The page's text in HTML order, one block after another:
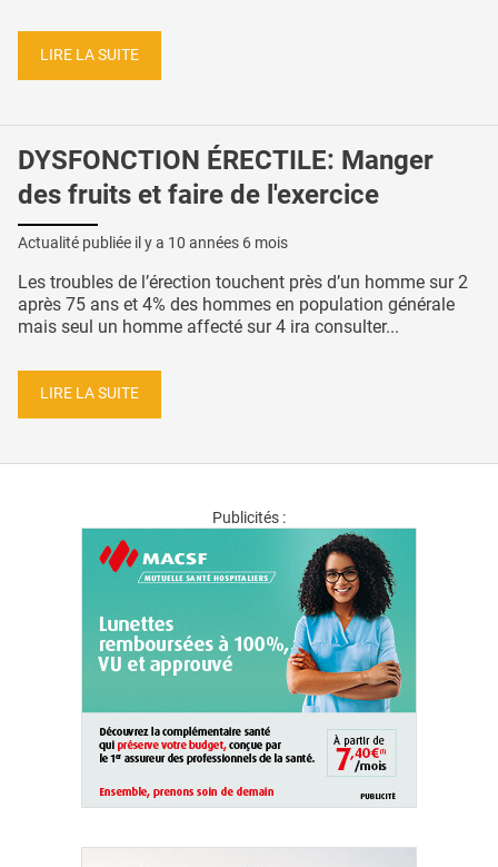
LIRE LA SUITE
DYSFONCTION ÉRECTILE: Manger
des fruits et faire de l'exercice
Actualité publiée il y a 10 années 6 mois
Les troubles de l’érection touchent près d’un homme sur 2
après 75 ans et 4% des hommes en population générale
mais seul un homme affecté sur 4 ira consulter...
LIRE LA SUITE
Publicités :